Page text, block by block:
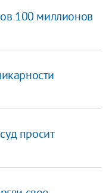
100 миллионов
просит